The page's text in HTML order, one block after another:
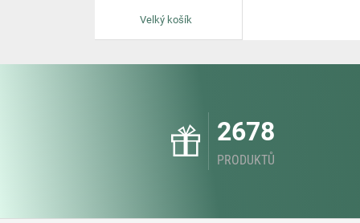
Velký košík
2678
PRODUKTŮ